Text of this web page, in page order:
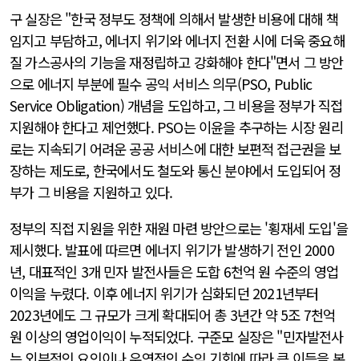
구 실장은 "한국 정부도 정책에 의해서 발생한 비용에 대해 책
임지고 부담하고, 에너지 위기와 에너지 전환 시에 더욱 중요해
질 가스공사의 기능을 재정립하고 강화해야 한다"면서 그 방안
으로 에너지 부분에 필수 공익 서비스 의무(PSO, Public
Service Obligation) 개념을 도입하고, 그 비용을 정부가 직접
지원해야 한다고 제언했다. PSO는 이윤을 추구하는 시장 원리
로는 지속되기 어려운 공공 서비스에 대한 보편적 접근권을 보
장하는 제도로, 한국에서도 철도와 통신 분야에서 도입되어 정
부가 그 비용을 지원하고 있다.
정부의 직접 지원을 위한 재원 마련 방안으로는 '횡재세 도입'을
제시했다. 발표에 따르면 에너지 위기가 발생하기 전인 2000
년, 대표적인 3개 민자 발전사들은 도합 6천억 원 수준의 영업
이익을 누렸다. 이후 에너지 위기가 심화되던 2021년부터
2023년에도 그 규모가 크게 확대되어 총 3년간 약 5조 7천억
원 이상의 영업이익이 누적되었다. 구준모 실장은 "민자발전사